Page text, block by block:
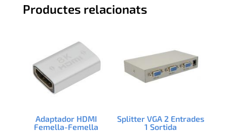
Productes relacionats
Adaptador HDMI
Femella-Femella
Splitter VGA 2 Entrades
1 Sortida